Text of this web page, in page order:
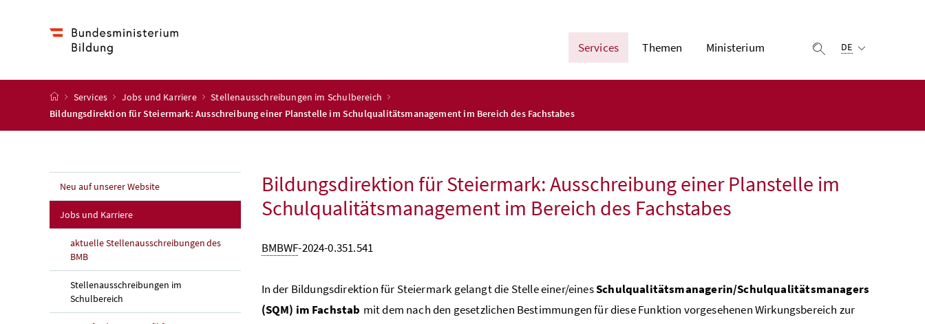
Services Themen Ministerium Suche einblenden
DE
Startseite
Services Jobs und Karriere
Stellenausschreibungen im Schulbereich
Bildungsdirektion für Steiermark: Ausschreibung einer Planstelle im Schulqualitätsmanagement im Bereich des Fachstabes
Neu auf unserer Website
Jobs und Karriere
aktuelle Stellenausschreibungen des
BMB
Stellenausschreibungen im
Schulbereich
Bildungsdirektion für Steiermark: Ausschreibung einer Planstelle im
Schulqualitätsmanagement im Bereich des Fachstabes
BMBWF-2024-0.351.541
In der Bildungsdirektion für Steiermark gelangt die Stelle einer/einesSchulqualitätsmanagerin/Schulqualitätsmanagers
(SQM) im Fachstab mit dem nach den gesetzlichen Bestimmungen für diese Funktion vorgesehenen Wirkungsbereich zur